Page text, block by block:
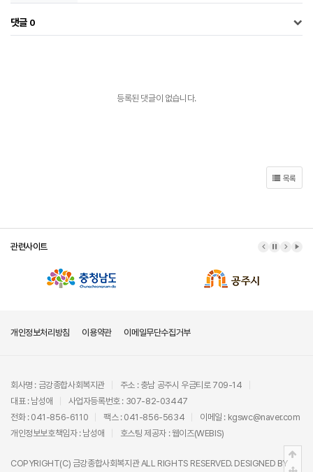
댓글 0
등록된 댓글이 없습니다.
목록
관련사이트 이전 배너
배너 정지
다음 배
배
개인정보처리방침 이용약관 이메일무단수집거부
회사명 : 금강종합사회복지관
주소 : 충남 공주시 우금티로 709-14
대표 : 남성애
사업자등록번호 : 307-82-03447
전화 : 041-856-6110
팩스 : 041-856-5634
이메일 : kgswc@naver.com
개인정보보호책임자 : 남성애
호스팅 제공자 :웹이즈(WEBIS)
COPYRIGHT(C) 금강종합사회복지관ALL RIGHTS RESERVED. DESIGNED BY